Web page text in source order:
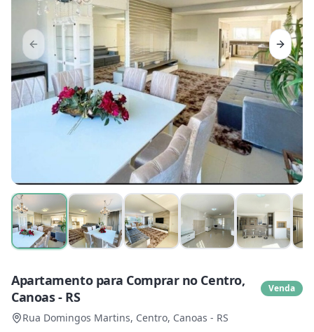
Previous slide Next
Apartamento para Comprar no Centro,
Canoas - RS
Venda
Rua Domingos Martins, Centro, Canoas - RS